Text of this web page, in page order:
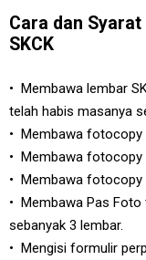
Cara dan
SKCK
• Membawa lembar
telah habis masanya
• Membawa fotocopy
• Membawa fotocopy
• Membawa fotocopy
• Membawa Pas Foto
sebanyak 3 lembar.
• Mengisi formulir